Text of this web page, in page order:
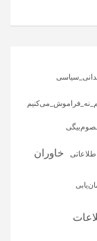
خاوران